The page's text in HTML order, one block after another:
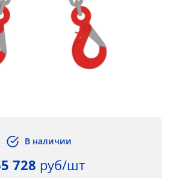
В наличии
728 руб/шт